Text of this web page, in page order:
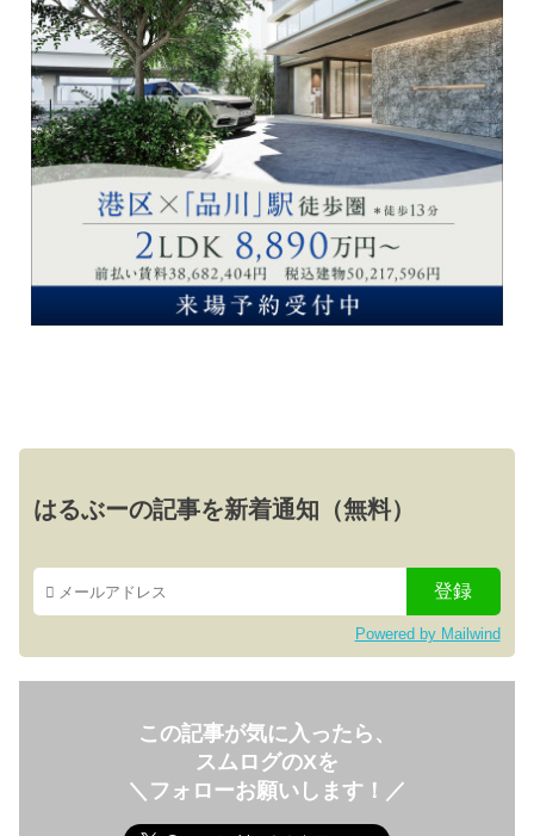
はるぶーの記事を新着通知（無料）
Powered by Mailwind
この記事が気に入ったら、
スムログのXを
＼フォローお願いします！／